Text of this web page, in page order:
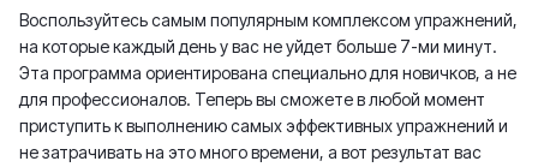
Воспользуйтесь самым популярным комплексом упражнений,
на которые каждый день у вас не уйдет больше 7-ми минут.
Эта программа ориентирована специально для новичков, а не
для профессионалов. Теперь вы сможете в любой момент
приступить к выполнению самых эффективных упражнений и
не затрачивать на это много времени, а вот результат вас